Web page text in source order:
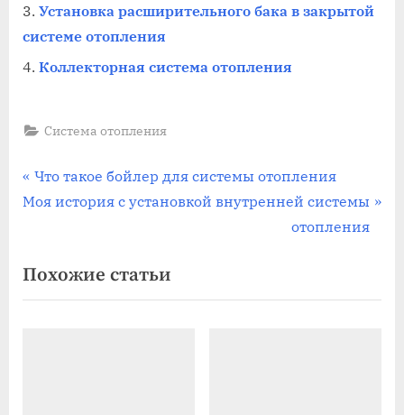
Установка расширительного бака в закрытой
системе отопления
Коллекторная система отопления
Система отопления
Навигация
П
р
ы
д
Что такое бойлер для системы отопления
С
д
у
Моя история с установкой внутренней системы
отопления
Похожие статьи